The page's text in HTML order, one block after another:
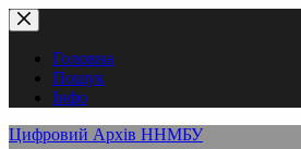
Перейти
до
вмістуГоловна
Пошук
Інфо
Цифровий Архів ННМБУ